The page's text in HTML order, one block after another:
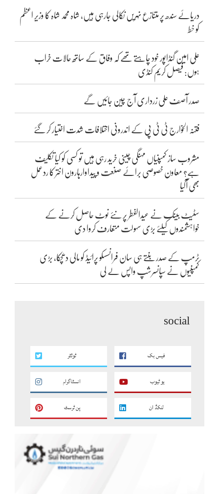
دریائے سندھ پر متنازع نہریں نکالی جارہی ہیں، شاہ محمد شاہ کا وزیر اعظم
کو خط
علی امین گنڈاپور خود چاہتے تھے کہ وفاق کے ساتھ حالات خراب
ہوں: فیصل کریم کنڈی
صدر آصف علی زرداری آج چین جائیں گے
فتنہ الخوارج ٹی ٹی پی کے اندرونی اختلافات شدت اختیار کر گئے
مشروب ساز کمپنیاں مہنگی چینی خرید رہی ہیں تو کسی کو کیا تکلیف
ہے؟ معاون خصوصی برائے صنعت و پیداوارہارون اختر کا ردعمل
بھی آگیا
سٹیٹ بینک نے عیدالفطر پر نئے نوٹ حاصل کرنے کے
خواہشمندوں کیلئے بڑی سہولت متعارف کروا دی
ٹرمپ کے صدر بنتے ہی سان فرانسسکو پرائیڈ کو مالی دھچکا، بڑی
کمپنیوں نے سپانسرشپ واپس لے لی
social
فیس بک ٹوئٹر
یو ٹیوب انسٹاگرام
لنکڈ ان پن ٹرسٹ